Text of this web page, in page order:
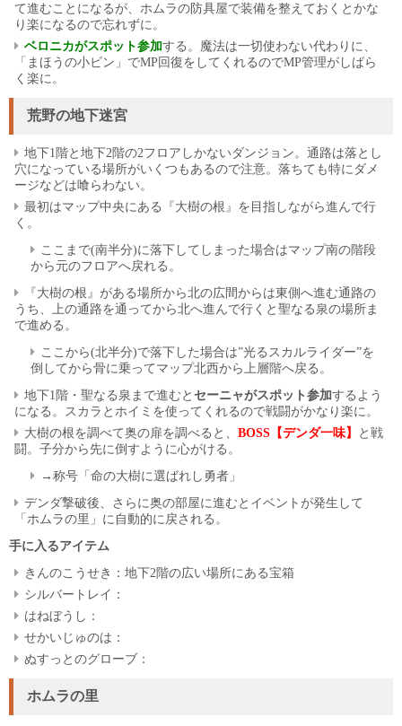
て進むことになるが、ホムラの防具屋で装備を整えておくとかな
り楽になるので忘れずに。
ベロニカがスポット参加する。魔法は一切使わない代わりに、
「まほうの小ビン」でMP回復をしてくれるのでMP管理がしばら
く楽に。
荒野の地下迷宮
地下1階と地下2階の2フロアしかないダンジョン。通路は落とし
穴になっている場所がいくつもあるので注意。落ちても特にダメ
ージなどは喰らわない。
最初はマップ中央にある『大樹の根』を目指しながら進んで行
く。
ここまで(南半分)に落下してしまった場合はマップ南の階段
から元のフロアへ戻れる。
『大樹の根』がある場所から北の広間からは東側へ進む通路の
うち、上の通路を通ってから北へ進んで行くと聖なる泉の場所ま
で進める。
ここから(北半分)で落下した場合は”光るスカルライダー”を
倒してから骨に乗ってマップ北西から上層階へ戻る。
地下1階・聖なる泉まで進むと セーニャがスポット参加するよう
になる。スカラとホイミを使ってくれるので戦闘がかなり楽に。
大樹の根を調べて奥の扉を調べると、 BOSS【デンダ一味】
と戦
闘。子分から先に倒すように心がける。
→称号「命の大樹に選ばれし勇者」
デンダ撃破後、さらに奥の部屋に進むとイベントが発生して
「ホムラの里」に自動的に戻される。
手に入るアイテム
きんのこうせき：地下2階の広い場所にある宝箱
シルバートレイ：
はねぼうし：
せかいじゅのは：
ぬすっとのグローブ：
ホムラの里